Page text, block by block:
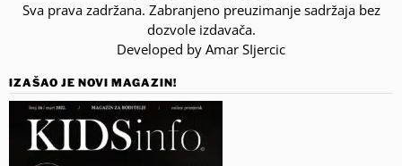
Sva prava zadržana. Zabranjeno preuzimanje sadržaja bez
dozvole izdavača.
Developed by Amar SIjercic
IZAŠAO JE NOVI MAGAZIN!